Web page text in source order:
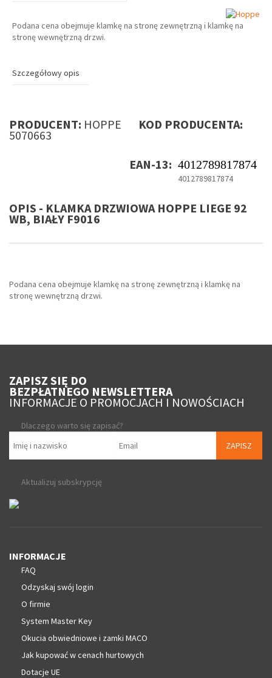
Podana cena obejmuje klamkę na stronę zewnętrzną i klamkę na
stronę wewnętrzną drzwi.
Szczegółowy opis
PRODUCENT: HOPPE KOD PRODUCENTA:
5070663
EAN-13: 4012789817874
4012789817874
OPIS - KLAMKA DRZWIOWA HOPPE LIEGE 92
WB, BIAŁY F9016
Podana cena obejmuje klamkę na stronę zewnętrzną i klamkę na
stronę wewnętrzną drzwi.
ZAPISZ SIĘ DO
BEZPŁATNEGO NEWSLETTERA
INFORMACJE O PROMOCJACH I NOWOŚCIACH
Dlaczego warto się zapisać?
ZAPISZ
Aktualizuj subskrypcję
INFORMACJE
FAQ
Odzyskaj swój login
O firmie
System Master Key
Okucia obwiedniowe i zamki MACO
Jak kupować w cenach hurtowych
Dotacje UE